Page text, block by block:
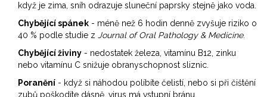
když je zima, sníh odrazuje sluneční paprsky stejně jako voda.
Chybějící spánek - méně než 6 hodin denně zvyšuje riziko o
40 % podle studie z Journal of Oral Pathology & Medicine.
Chybějící živiny - nedostatek železa, vitamínu B12, zinku
nebo vitamínu C snižuje obranyschopnost sliznic.
Poranění - když si náhodou políbíte čelistí, nebo si při čištění
zubů poškodíte dásně, virus má vstupní bránu.